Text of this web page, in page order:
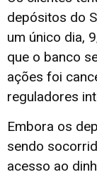
depósitos do
um único dia,
que o banco
ações foi
reguladores
Embora os
sendo
acesso ao